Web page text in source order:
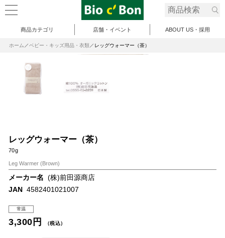
商品カテゴリ 店舗・イベント ABOUT US・採用
ホーム ベビー・キッズ用品・衣類 レッグウォーマー（茶）
レッグウォーマー（茶）
70g
Leg Warmer (Brown)
メーカー名 (株)前田源商店
JAN 4582401021007
常温
3,300円 （税込）